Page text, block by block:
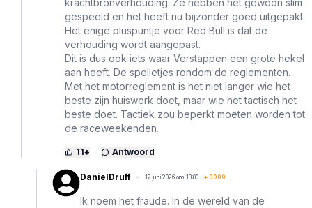
krachtbronverhouding. Ze hebben het gewoon slim
gespeeld en het heeft nu bijzonder goed uitgepakt.
Het enige pluspuntje voor Red Bull is dat de
verhouding wordt aangepast.
Dit is dus ook iets waar Verstappen een grote hekel
aan heeft. De spelletjes rondom de reglementen.
Met het motorreglement is het niet langer wie het
beste zijn huiswerk doet, maar wie het tactisch het
beste doet. Tactiek zou beperkt moeten worden tot
de raceweekenden.
11+ Antwoord
DanielDruff 12 juni 2026 om 13:00 + 3009
Ik noem het fraude. In de wereld van de